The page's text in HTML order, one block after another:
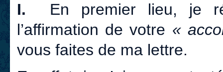
I.
En premier lieu, je
l’affirmation de votre «
vous faites de ma lettre.